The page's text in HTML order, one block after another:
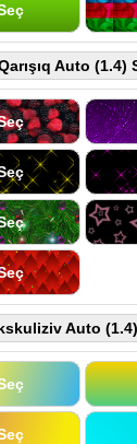
Auto (1.4)
Auto